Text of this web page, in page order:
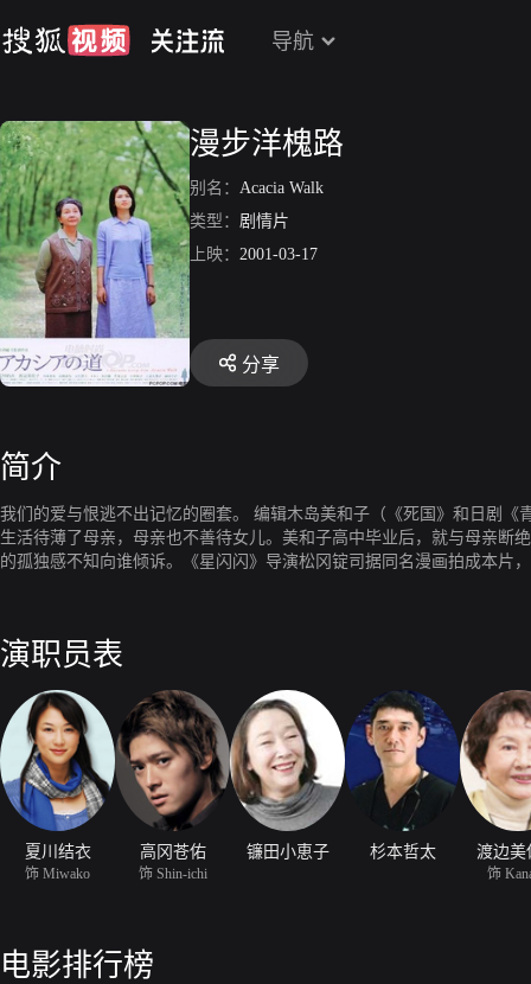
导航
漫步洋槐路
别名： Acacia Walk
类型： 剧情片
上映： 2001-03-17
分享
简介
我们的爱与恨逃不出记忆的圈套。 编辑木岛美和子（《死国》和日剧
生活待薄了母亲，母亲也不善待女儿。美和子高中毕业后，就与母亲断
的孤独感不知向谁倾诉。《星闪闪》导演松冈锭司据同名漫画拍成本片
演职员表
夏川结衣
饰 Miwako
高冈苍佑
饰 Shin-ichi
镰田小恵子 杉本哲太 渡边美
饰
电影排行榜